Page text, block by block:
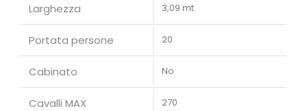
Larghezza 3,09 mt
Portata persone 20
Cabinato No
Cavalli MAX 270